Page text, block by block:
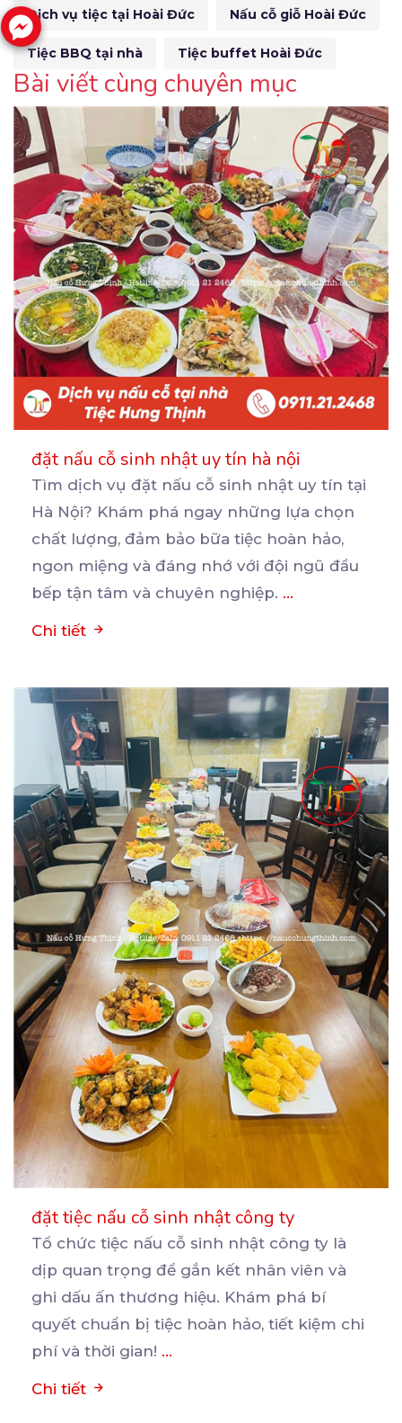
Dịch vụ tiệc tại Hoài Đức Nấu cỗ giỗ Hoài Đức
Tiệc BBQ tại nhà Tiệc buffet Hoài Đức
Bài viết cùng chuyên mục
đặt nấu cỗ sinh nhật uy tín hà nội
Tìm dịch vụ đặt nấu cỗ sinh nhật uy tín tại
Hà Nội? Khám phá ngay những lựa chọn
chất lượng, đảm bảo bữa tiệc hoàn hảo,
ngon miệng và đáng nhớ với đội ngũ đầu
bếp tận tâm và chuyên nghiệp. ...
Chi tiết
đặt tiệc nấu cỗ sinh nhật công ty
Tổ chức tiệc nấu cỗ sinh nhật công ty là
dịp quan trọng để gắn kết nhân viên và
ghi dấu ấn thương hiệu. Khám phá bí
quyết chuẩn bị tiệc hoàn hảo, tiết kiệm chi
phí và thời gian! ...
Chi tiết